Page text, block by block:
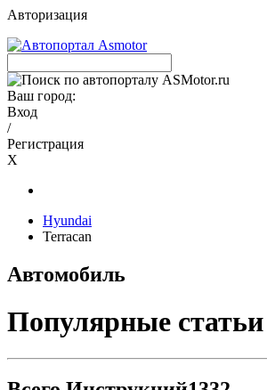
Авторизация
Ваш город:
Вход
/
Регистрация
X
Hyundai
Terracan
Автомобиль
Популярные статьи